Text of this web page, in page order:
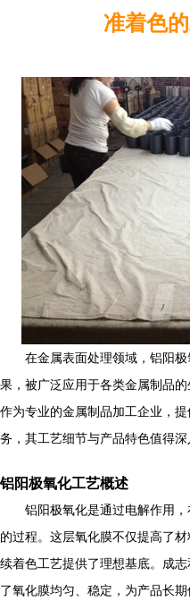
准着色
在金属表面处理领域，铝阳
果，被广泛应用于各类金属制品
作为专业的金属制品加工企业，
务，其工艺细节与产品特色值得深
铝阳极氧化工艺概述
铝阳极氧化是通过电解作用
的过程。这层氧化膜不仅提高了
续着色工艺提供了理想基底。成
了氧化膜均匀、稳定，为产品长期